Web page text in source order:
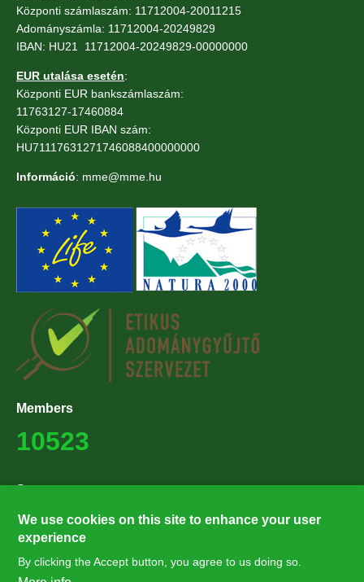
Központi számlaszám: 11712004-20011215
Adományszámla: 11712004-20249829
IBAN: HU21 11712004-20249829-00000000
EUR utalása esetén:
Központi EUR bankszámlaszám:
11763127-17460884
Központi EUR IBAN szám:
HU71117631271746088400000000
Információ: mme@mme.hu
Members
10523
Supporters
27224
Hírlevél feliratkozás
We use cookies on this site to enhance your user
experience
By clicking the Accept button, you agree to us doing so.